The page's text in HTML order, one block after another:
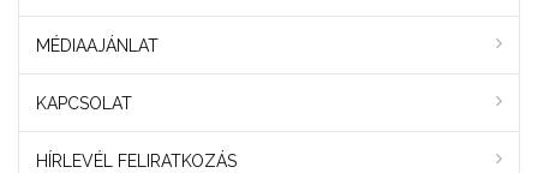
MÉDIAAJÁNLAT
KAPCSOLAT
HÍRLEVÉL FELIRATKOZÁS